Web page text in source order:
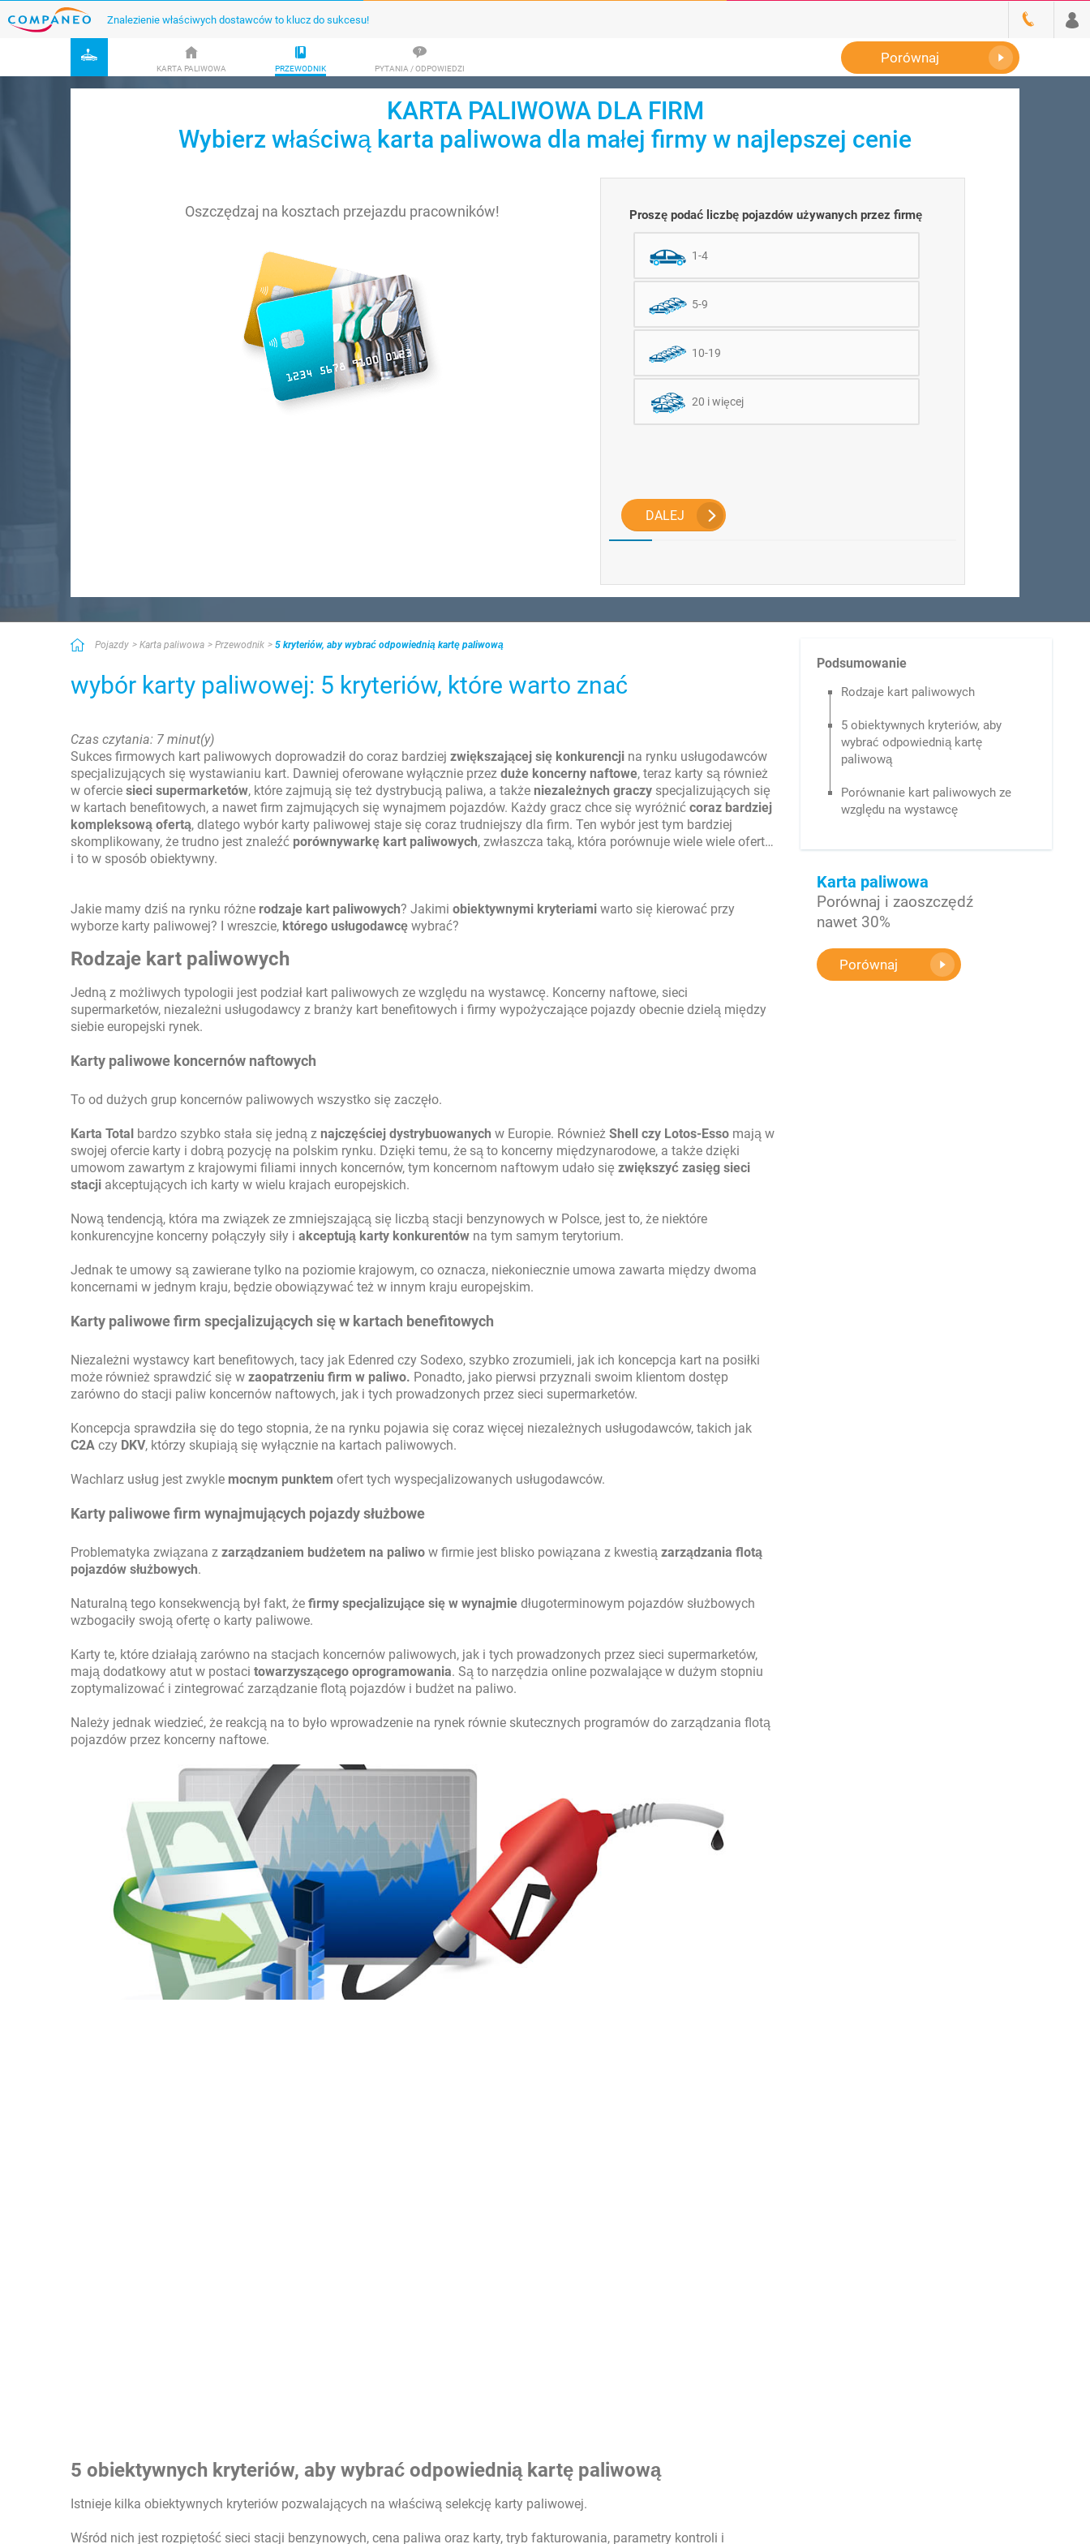
Znalezienie właściwych dostawców to klucz do sukcesu!
KARTA PALIWOWA PRZEWODNIK PYTANIA / ODPOWIEDZI
Porównaj
KARTA PALIWOWA DLA FIRM
Wybierz właściwą karta paliwowa dla małej firmy w najlepszej cenie
Oszczędzaj na kosztach przejazdu pracowników! Proszę podać liczbę pojazdów używanych przez firmę
1-4
5-9
10-19
20 i więcej
DALEJ
Pojazdy Karta paliwowa Przewodnik 5 kryteriów, aby wybrać odpowiednią kartę paliwową
wybór karty paliwowej: 5 kryteriów, które warto znać
Czas czytania: 7 minut(y)
Sukces firmowych kart paliwowych doprowadził do coraz bardziej zwiększającej się konkurencji na rynku usługodawców
specjalizujących się wystawianiu kart. Dawniej oferowane wyłącznie przez duże koncerny naftowe, teraz karty są również
w ofercie sieci supermarketów, które zajmują się też dystrybucją paliwa, a także niezależnych graczy specjalizujących się
w kartach benefitowych, a nawet firm zajmujących się wynajmem pojazdów. Każdy gracz chce się wyróżnić coraz bardziej
kompleksową ofertą, dlatego wybór karty paliwowej staje się coraz trudniejszy dla firm. Ten wybór jest tym bardziej
skomplikowany, że trudno jest znaleźć porównywarkę kart paliwowych, zwłaszcza taką, która porównuje wiele wiele ofert…
i to w sposób obiektywny.
Jakie mamy dziś na rynku różne rodzaje kart paliwowych? Jakimi obiektywnymi kryteriami warto się kierować przy
wyborze karty paliwowej? I wreszcie, którego usługodawcę wybrać?
Rodzaje kart paliwowych
Jedną z możliwych typologii jest podział kart paliwowych ze względu na wystawcę. Koncerny naftowe, sieci
supermarketów, niezależni usługodawcy z branży kart benefitowych i firmy wypożyczające pojazdy obecnie dzielą między
siebie europejski rynek.
Karty paliwowe koncernów naftowych
To od dużych grup koncernów paliwowych wszystko się zaczęło.
Karta Total bardzo szybko stała się jedną z najczęściej dystrybuowanych w Europie. Również Shell czy Lotos-Esso mają w
swojej ofercie karty i dobrą pozycję na polskim rynku. Dzięki temu, że są to koncerny międzynarodowe, a także dzięki
umowom zawartym z krajowymi filiami innych koncernów, tym koncernom naftowym udało się zwiększyć zasięg sieci
stacji akceptujących ich karty w wielu krajach europejskich.
Nową tendencją, która ma związek ze zmniejszającą się liczbą stacji benzynowych w Polsce, jest to, że niektóre
konkurencyjne koncerny połączyły siły i akceptują karty konkurentów na tym samym terytorium.
Jednak te umowy są zawierane tylko na poziomie krajowym, co oznacza, niekoniecznie umowa zawarta między dwoma
koncernami w jednym kraju, będzie obowiązywać też w innym kraju europejskim.
Karty paliwowe firm specjalizujących się w kartach benefitowych
Niezależni wystawcy kart benefitowych, tacy jak Edenred czy Sodexo, szybko zrozumieli, jak ich koncepcja kart na posiłki
może również sprawdzić się w zaopatrzeniu firm w paliwo. Ponadto, jako pierwsi przyznali swoim klientom dostęp
zarówno do stacji paliw koncernów naftowych, jak i tych prowadzonych przez sieci supermarketów.
Koncepcja sprawdziła się do tego stopnia, że na rynku pojawia się coraz więcej niezależnych usługodawców, takich jak
C2A czy DKV, którzy skupiają się wyłącznie na kartach paliwowych.
Wachlarz usług jest zwykle mocnym punktem ofert tych wyspecjalizowanych usługodawców.
Karty paliwowe firm wynajmujących pojazdy służbowe
Problematyka związana z zarządzaniem budżetem na paliwo w firmie jest blisko powiązana z kwestią zarządzania flotą
pojazdów służbowych.
Naturalną tego konsekwencją był fakt, że firmy specjalizujące się w wynajmie długoterminowym pojazdów służbowych
wzbogaciły swoją ofertę o karty paliwowe.
Karty te, które działają zarówno na stacjach koncernów paliwowych, jak i tych prowadzonych przez sieci supermarketów,
mają dodatkowy atut w postaci towarzyszącego oprogramowania. Są to narzędzia online pozwalające w dużym stopniu
zoptymalizować i zintegrować zarządzanie flotą pojazdów i budżet na paliwo.
Należy jednak wiedzieć, że reakcją na to było wprowadzenie na rynek równie skutecznych programów do zarządzania flotą
pojazdów przez koncerny naftowe.
5 obiektywnych kryteriów, aby wybrać odpowiednią kartę paliwową
Istnieje kilka obiektywnych kryteriów pozwalających na właściwą selekcję karty paliwowej.
Wśród nich jest rozpiętość sieci stacji benzynowych, cena paliwa oraz karty, tryb fakturowania, parametry kontroli i
Podsumowanie
Rodzaje kart paliwowych
5 obiektywnych kryteriów, aby
wybrać odpowiednią kartę
paliwową
Porównanie kart paliwowych ze
względu na wystawcę
Karta paliwowa
Porównaj i zaoszczędź
nawet 30%
Porównaj